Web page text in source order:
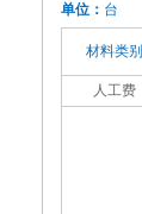
单位： 台
材料类别
人工费